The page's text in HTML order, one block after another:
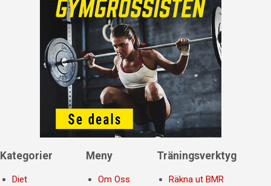
Kategorier
Diet
Meny
Om Oss
Träningsverktyg
Räkna ut BMR